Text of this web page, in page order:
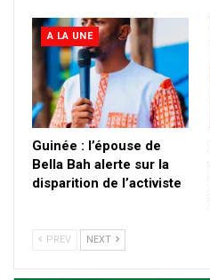
A LA UNE
Guinée : l’épouse de
Bella Bah alerte sur la
disparition de l’activiste
PREV NEXT